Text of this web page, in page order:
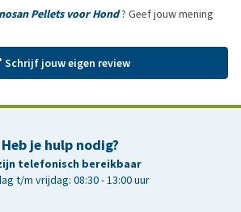
Pellets voor Hond? Geef jouw mening
Schrijf jouw eigen review
Heb je hulp nodig?
telefonisch bereikbaar
t/m vrijdag: 08:30 - 13:00 uur